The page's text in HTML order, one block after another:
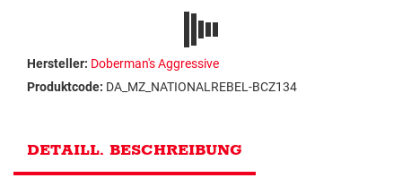
Hersteller: Doberman's Aggressive
Produktcode: DA_MZ_NATIONALREBEL-BCZ134
DETAILL. BESCHREIBUNG